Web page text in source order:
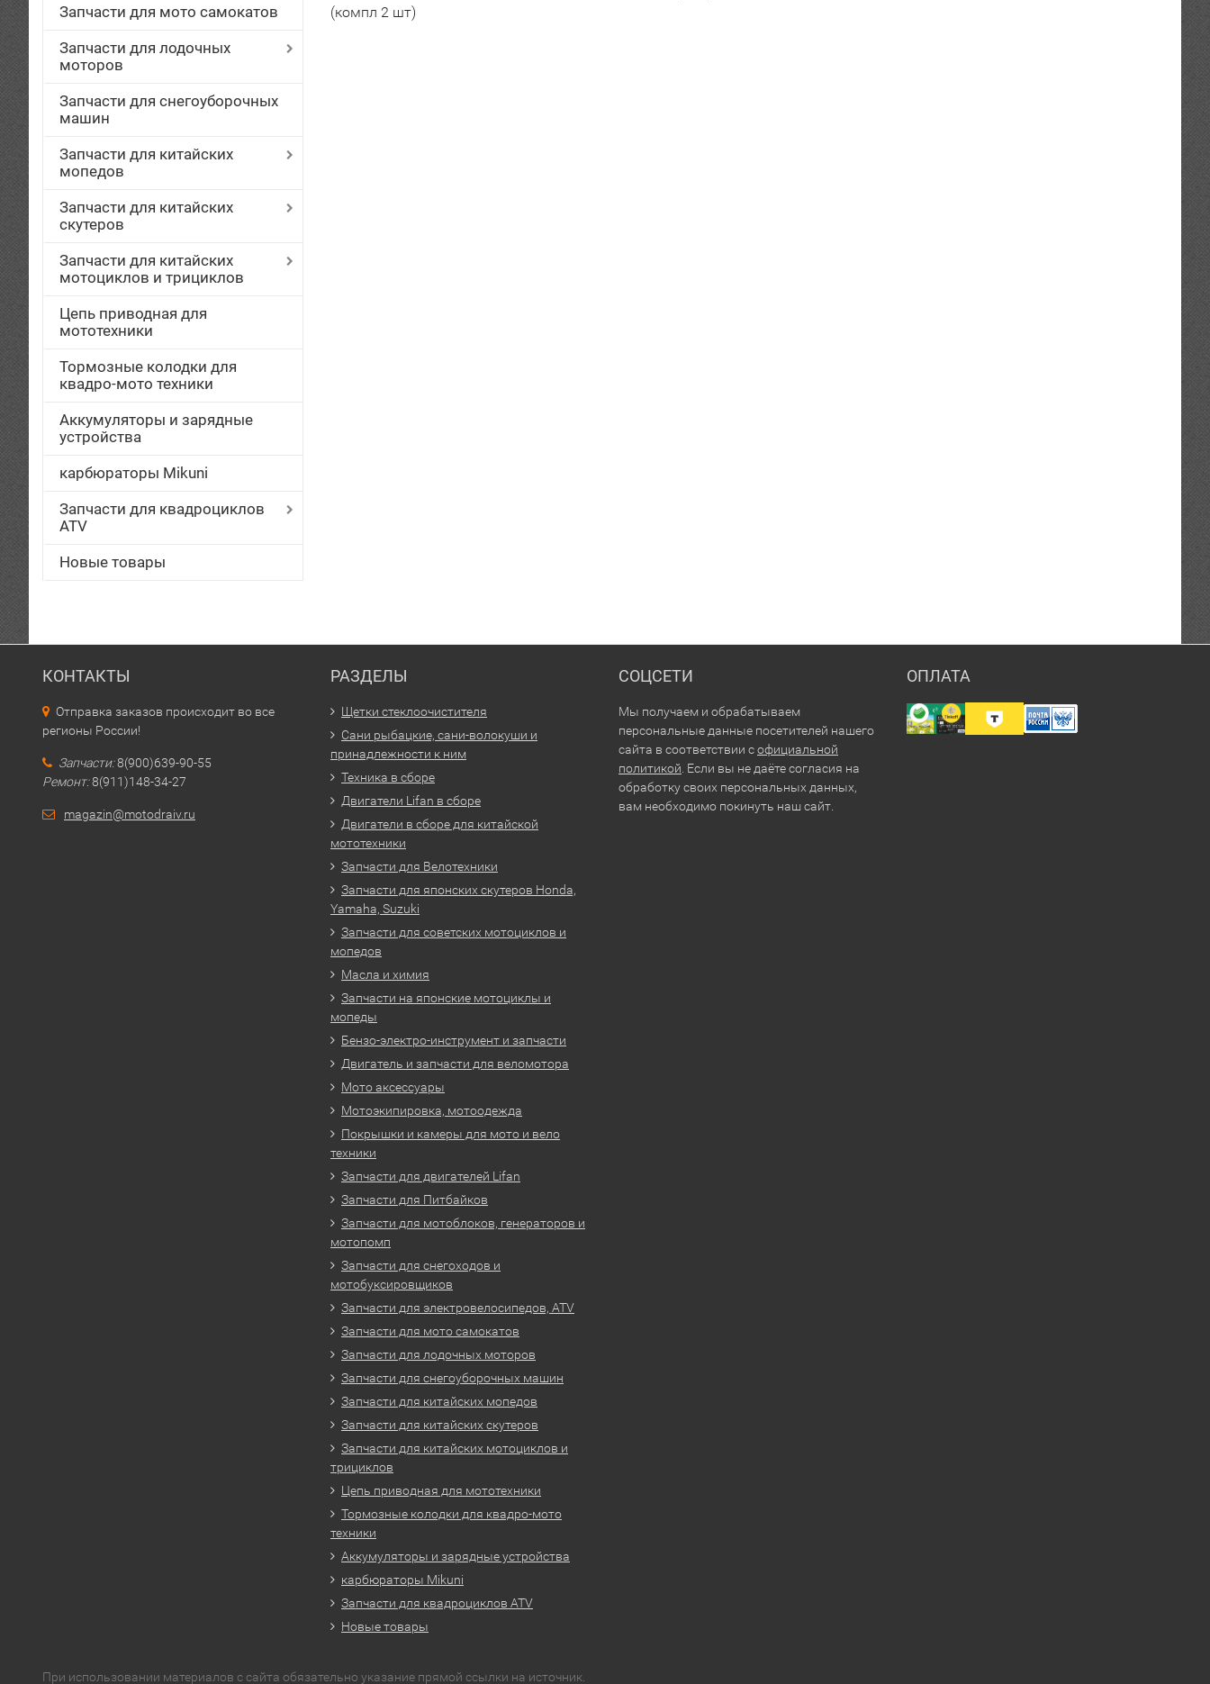
Запчасти для мото самокатов
Запчасти для лодочных
моторов
Запчасти для снегоуборочных
машин
Запчасти для китайских
мопедов
Запчасти для китайских
скутеров
Запчасти для китайских
мотоциклов и трициклов
Цепь приводная для
мототехники
Тормозные колодки для
квадро-мото техники
Аккумуляторы и зарядные
устройства
карбюраторы Mikuni
Запчасти для квадроциклов
ATV
Новые товары
(компл 2 шт)
КОНТАКТЫ
Отправка заказов происходит во все
регионы России!
Запчасти:8(900)639-90-55
Ремонт:8(911)148-34-27
magazin@motodraiv.ru
РАЗДЕЛЫ
Щетки стеклоочистителя
Сани рыбацкие, сани-волокуши и
принадлежности к ним
Техника в сборе
Двигатели Lifan в сборе
Двигатели в сборе для китайской
мототехники
Запчасти для Велотехники
Запчасти для японских скутеров Honda,
Yamaha, Suzuki
Запчасти для советских мотоциклов и
мопедов
Масла и химия
Запчасти на японские мотоциклы и
мопеды
Бензо-электро-инструмент и запчасти
Двигатель и запчасти для веломотора
Мото аксессуары
Мотоэкипировка, мотоодежда
Покрышки и камеры для мото и вело
техники
Запчасти для двигателей Lifan
Запчасти для Питбайков
Запчасти для мотоблоков, генераторов и
мотопомп
Запчасти для снегоходов и
мотобуксировщиков
Запчасти для электровелосипедов, ATV
Запчасти для мото самокатов
Запчасти для лодочных моторов
Запчасти для снегоуборочных машин
Запчасти для китайских мопедов
Запчасти для китайских скутеров
Запчасти для китайских мотоциклов и
трициклов
Цепь приводная для мототехники
Тормозные колодки для квадро-мото
техники
Аккумуляторы и зарядные устройства
карбюраторы Mikuni
Запчасти для квадроциклов ATV
Новые товары
СОЦСЕТИ
Мы получаем и обрабатываем
персональные данные посетителей нашего
сайта в соответствии софициальной
политикой . Если вы не даёте согласия на
обработку своих персональных данных,
вам необходимо покинуть наш сайт.
ОПЛАТА
При использовании материалов с сайта обязательно указание прямой ссылки на источник.